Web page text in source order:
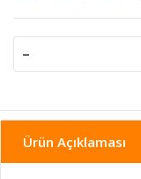
-
Ürün Açıklaması